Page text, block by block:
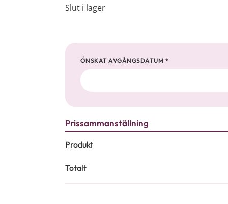
Slut i lager
ÖNSKAT AVGÅNGSDATUM *
Produkt
Totalt